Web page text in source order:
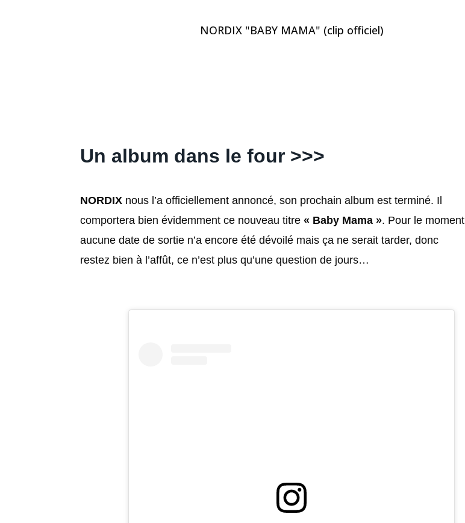
NORDIX "BABY MAMA" (clip officiel)
Un album dans le four >>>
NORDIX nous l’a officiellement annoncé, son prochain album est terminé. Il
comportera bien évidemment ce nouveau titre « Baby Mama ». Pour le moment
aucune date de sortie n’a encore été dévoilé mais ça ne serait tarder, donc
restez bien à l’affût, ce n’est plus qu’une question de jours…